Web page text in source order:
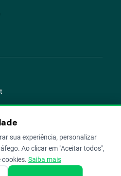
sua experiência, personalizar
Ao clicar em "Aceitar todos",
cookies. Saiba mais